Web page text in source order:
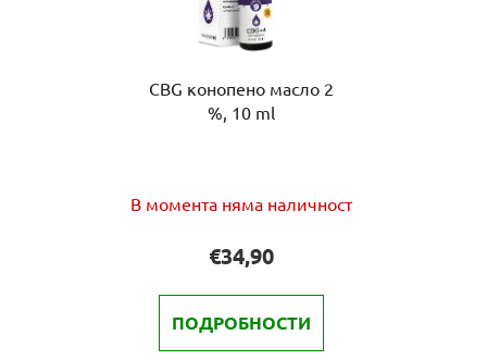
CBG конопено масло 2
%, 10 ml
оценка
продукта
е
3,0
В момента няма наличност
€34,90
ПОДРОБНОСТИ